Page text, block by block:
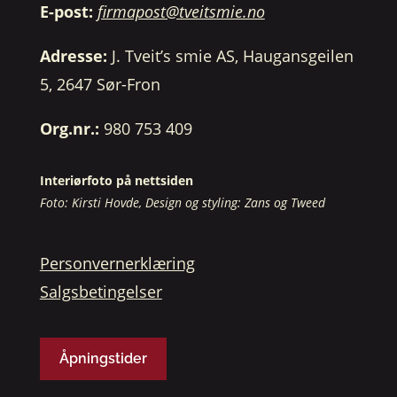
E-post: firmapost@tveitsmie.no
Adresse: J. Tveit’s smie AS, Haugansgeilen
5, 2647 Sør-Fron
Org.nr.: 980 753 409
Interiørfoto på nettsiden
Foto: Kirsti Hovde, Design og styling: Zans og Tweed
Personvernerklæring
Salgsbetingelser
Åpningstider